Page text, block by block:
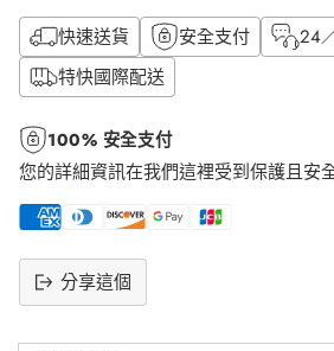
快速送貨 安全支付
24
特快國際配送
100% 安全支付
您的詳細資訊在我們這裡受到保護且安
分享這個
產